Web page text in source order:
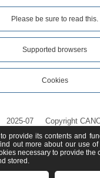
Please be sure to read this.‎
Supported browsers
Cookies
2025-07 Copyright
provide its contents and
out more about our use
necessary to provide the
stored.